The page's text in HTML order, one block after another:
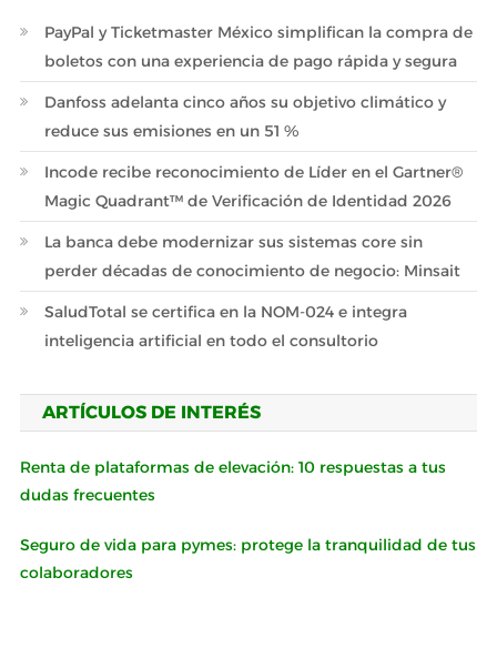
PayPal y Ticketmaster México simplifican la compra de
boletos con una experiencia de pago rápida y segura
Danfoss adelanta cinco años su objetivo climático y
reduce sus emisiones en un 51 %
Incode recibe reconocimiento de Líder en el Gartner®
Magic Quadrant™ de Verificación de Identidad 2026
La banca debe modernizar sus sistemas core sin
perder décadas de conocimiento de negocio: Minsait
SaludTotal se certifica en la NOM-024 e integra
inteligencia artificial en todo el consultorio
ARTÍCULOS DE INTERÉS
Renta de plataformas de elevación: 10 respuestas a tus
dudas frecuentes
Seguro de vida para pymes: protege la tranquilidad de tus
colaboradores